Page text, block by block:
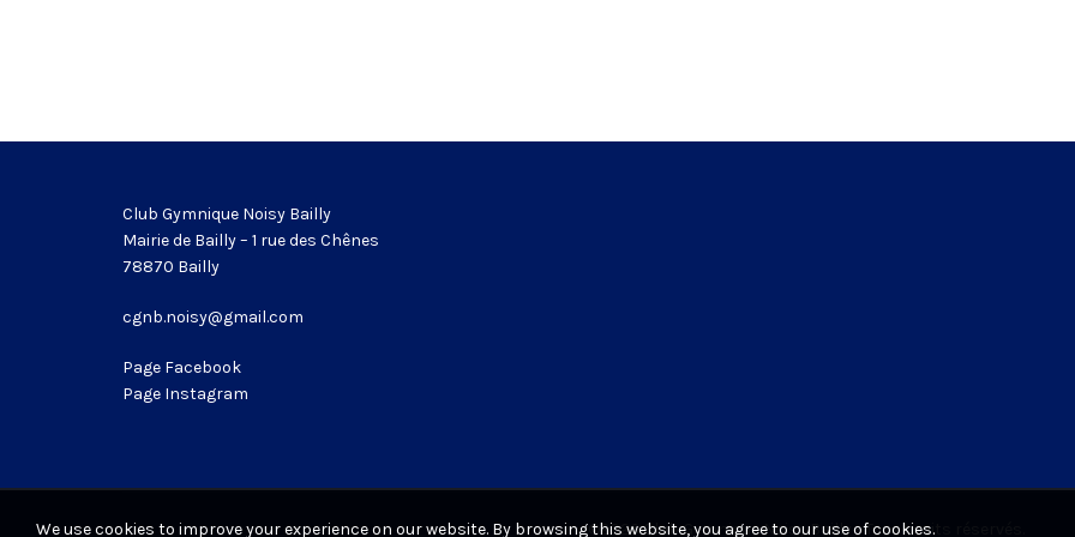
Club Gymnique Noisy Bailly
Mairie de Bailly – 1 rue des Chênes
78870 Bailly
cgnb.noisy@gmail.com
Page Facebook
Page Instagram
©2026Club Gymnique Noisy Bailly- Tous droits réservés.
We use cookies to improve your experience on our website. By browsing this website, you agree to our use of cookies.